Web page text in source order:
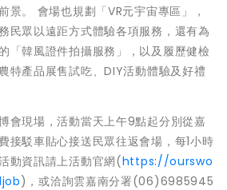
景。 會場也規劃「VR元宇宙專區」，
民眾以遠距方式體驗各項服務，還有為
「韓風證件拍攝服務」，以及履歷健檢
特產品展售試吃、DIY活動體驗及好禮
會現場，活動當天上午9點起分別從嘉
接駁車貼心接送民眾往返會場，每1小時
動資訊請上活動官網(https://ourswo
)，或洽詢雲嘉南分署(06)6985945